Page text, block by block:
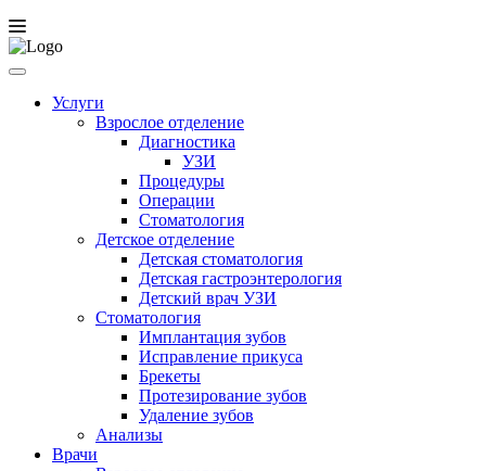
Услуги
Взрослое отделение
Диагностика
УЗИ
Процедуры
Операции
Стоматология
Детское отделение
Детская стоматология
Детская гастроэнтерология
Детский врач УЗИ
Стоматология
Имплантация зубов
Исправление прикуса
Брекеты
Протезирование зубов
Удаление зубов
Анализы
Врачи